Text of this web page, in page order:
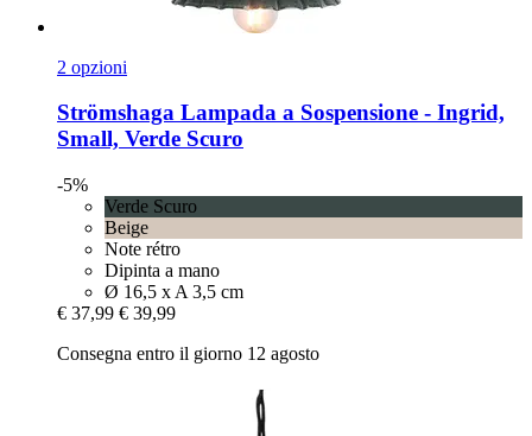
2 opzioni
Strömshaga Lampada a Sospensione -​ Ingrid,
Small, Verde Scuro
-5%
Verde Scuro
Beige
Note rétro
Dipinta a mano
Ø 16,5 x A 3,5 cm
€ 37,99 € 39,99
Consegna entro il giorno 12 agosto